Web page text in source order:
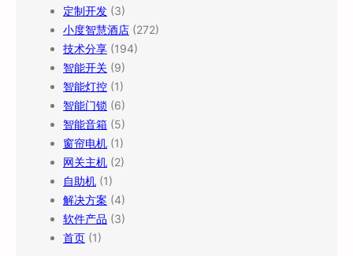
定制开发 (3)
小度智慧酒店 (272)
技术分享 (194)
智能开关 (9)
智能灯控 (1)
智能门锁 (6)
智能音箱 (5)
窗帘电机 (1)
网关主机 (2)
自助机 (1)
解决方案 (4)
软件产品 (3)
首页 (1)